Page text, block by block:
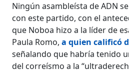
Ningún asambleísta de ADN
con este partido, con el
que Noboa hizo a la líder de
Paula Romo,a quien calificó
señalando que habría tenido
del correísmo a la